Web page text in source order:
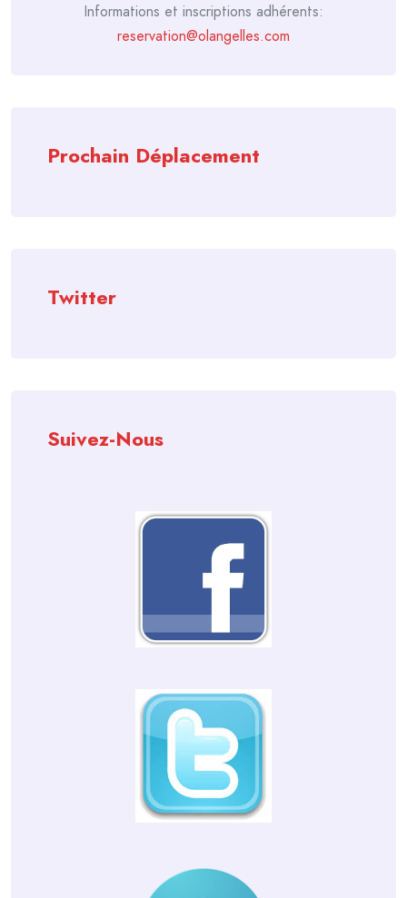
Informations et inscriptions adhérents:
reservation@olangelles.com
Prochain Déplacement
Twitter
Suivez-Nous